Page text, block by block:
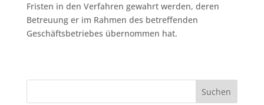
Fristen in den Verfahren gewahrt werden, deren
Betreuung er im Rahmen des betreffenden
Geschäftsbetriebes übernommen hat.